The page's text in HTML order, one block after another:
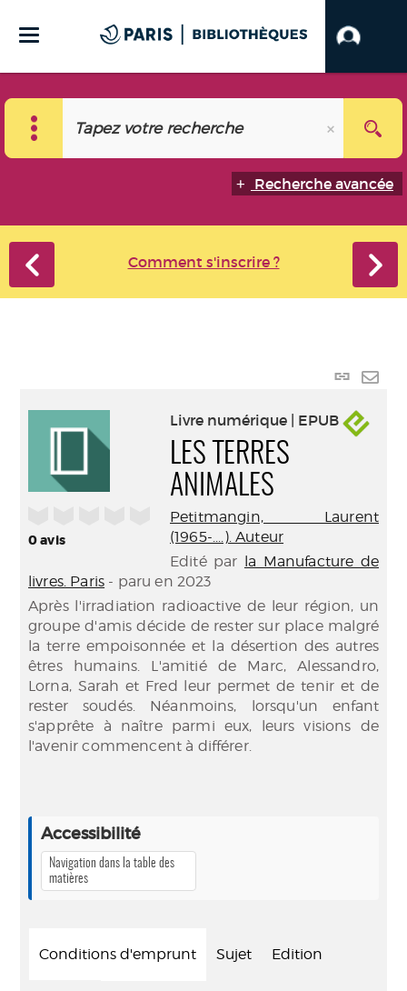
Recherche avancée
Comment s'inscrire ?
Lien
0avis
Livre numérique | EPUB
LES TERRES
ANIMALES
Petitmangin, Laurent
(1965-....). Auteur
Edité par la Manufacture de
livres. Paris - paru en 2023
Après l'irradiation radioactive de leur région, un
groupe d'amis décide de rester sur place malgré
la terre empoisonnée et la désertion des autres
êtres humains. L'amitié de Marc, Alessandro,
Lorna, Sarah et Fred leur permet de tenir et de
rester soudés. Néanmoins, lorsqu'un enfant
s'apprête à naître parmi eux, leurs visions de
l'avenir commencent à différer.
Accessibilité
Navigation dans la table des
matières
Conditions d'emprunt Sujet Edition